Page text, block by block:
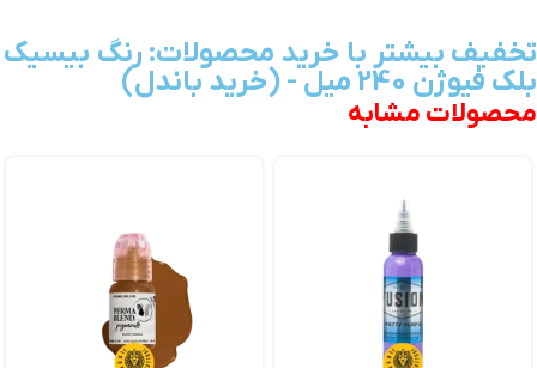
تخفیف بیشتر با خرید محصولات: رنگ بیسیک
بلک فیوژن 240 میل - (خرید باندل)
محصولات مشابه